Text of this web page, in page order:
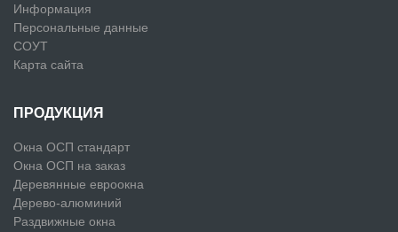
Информация
Персональные данные
СОУТ
Карта сайта
ПРОДУКЦИЯ
Окна ОСП стандарт
Окна ОСП на заказ
Деревянные евроокна
Дерево-алюминий
Раздвижные окна